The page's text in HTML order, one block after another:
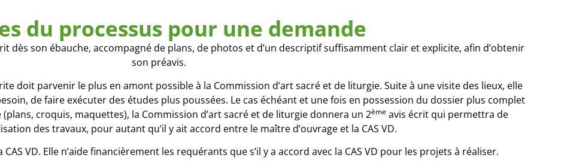
du processus pour une demande
dès son ébauche, accompagné de plans, de photos et d’un descriptif suffisamment clair et explicite, afin d’obtenir
son préavis.
doit parvenir le plus en amont possible à la Commission d’art sacré et de liturgie. Suite à une visite des lieux, elle
de faire exécuter des études plus poussées. Le cas échéant et une fois en possession du dossier plus complet
croquis, maquettes), la Commission d’art sacré et de liturgie donnera un 2ème avis écrit qui permettra de
des travaux, pour autant qu’il y ait accord entre le maître d’ouvrage et la CAS VD.
CAS VD. Elle n’aide financièrement les requérants que s’il y a accord avec la CAS VD pour les projets à réaliser.